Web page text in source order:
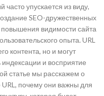
часто упускается из виду,
SEO-дружественных
видимости сайта
опыта. URL
контента, но и могут
и восприятие
статье мы расскажем о
URL, почему они важны для